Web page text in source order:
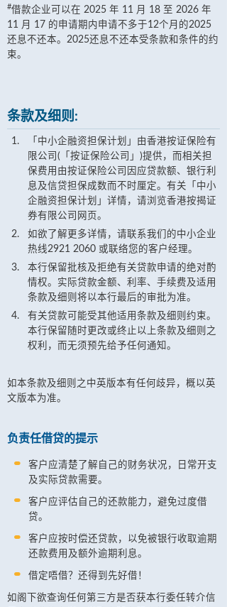
#借款企业可以在 2025 年 11 月 18 至 2026 年
11 月 17 的申请期内申请不多于12个月的2025
还息不还本。2025还息不还本受条款和条件的约
束。
条款及细则:
「中小企融资担保计划」由香港按证保险有
限公司(「按证保险公司」)提供，而相关担
保费用由按证保险公司因应贷款额、银行利
息及信贷担保成数而不时厘定。有关「中小
企融资担保计划」详情，请浏览香港按揭证
券有限公司网页。
如欲了解更多详情，请联系我们的中小企业
热线2921 2060 或联络您的客户经理。
本行保留批核及拒绝有关贷款申请的绝对酌
情权。实际贷款金额、利率、手续费及适用
条款及细则将以本行最后的审批为准。
有关贷款可能受其他适用条款及细则约束。
本行保留随时更改或终止以上条款及细则之
权利，而无须预先给予任何通知。
如本条款及细则之中英版本有任何歧异，概以英
文版本为准。
负责任借贷的提示
客户应清楚了解自己的财务状况，日常开支
及实际贷款需要。
客户应评估自己的还款能力，避免过度借
贷。
客户应按时偿还贷款，以免被银行收取逾期
还款费用及额外逾期利息。
借定唔借？还得到先好借！
如阁下欲查询任何第三方是否获本行委任转介信